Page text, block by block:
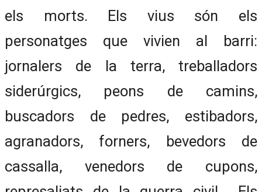
els morts. Els vius són els
personatges que vivien al barri:
jornalers de la terra, treballadors
siderúrgics, peons de camins,
buscadors de pedres, estibadors,
agranadors, forners, bevedors de
cassalla, venedors de cupons,